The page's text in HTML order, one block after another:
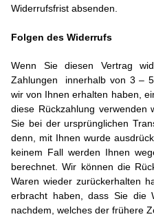
Widerrufsfrist absenden.
Folgen des Widerrufs
Wenn Sie diesen Vertrag
Zahlungen innerhalb von 3 –
wir von Ihnen erhalten haben,
diese Rückzahlung verwenden
Sie bei der ursprünglichen
denn, mit Ihnen wurde
keinem Fall werden Ihnen
berechnet. Wir können die
Waren wieder zurückerhalten
erbracht haben, dass Sie die
nachdem, welches der frühere